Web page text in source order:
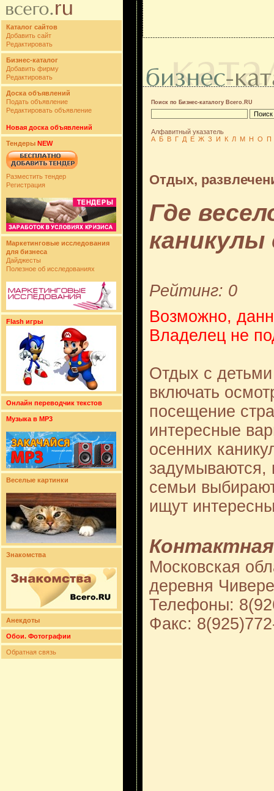
Каталог сайтов
Добавить сайт
Редактировать
Бизнес-каталог
Добавить фирму
Редактировать
Доска объявлений
Подать объявление
Редактировать объявление
Новая доска объявлений
Тендеры NEW
Разместить тендер
Регистрация
Маркетинговые исследования
для бизнеса
Дайджесты
Полезное об исследованиях
Flash игры
Онлайн переводчик текстов
Музыка в MP3
Веселые картинки
Знакомства
Анекдоты
Обои. Фотографии
Обратная связь
Поиск по Бизнес-каталогу Всего.RU
Алфавитный указатель
А Б В Г Д Е Ж З И К Л М Н О П
Отдых,
Где
Рейтинг: 0
Возможно,
Владелец не
Отдых с
включать
посещение
интересные
осенних
задумываются,
семьи
ищут
Московская
деревня
Телефоны:
Факс: